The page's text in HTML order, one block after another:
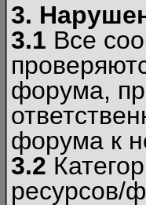
3.
3.1 Все
форума,
форума к
3.2
ресурсов/